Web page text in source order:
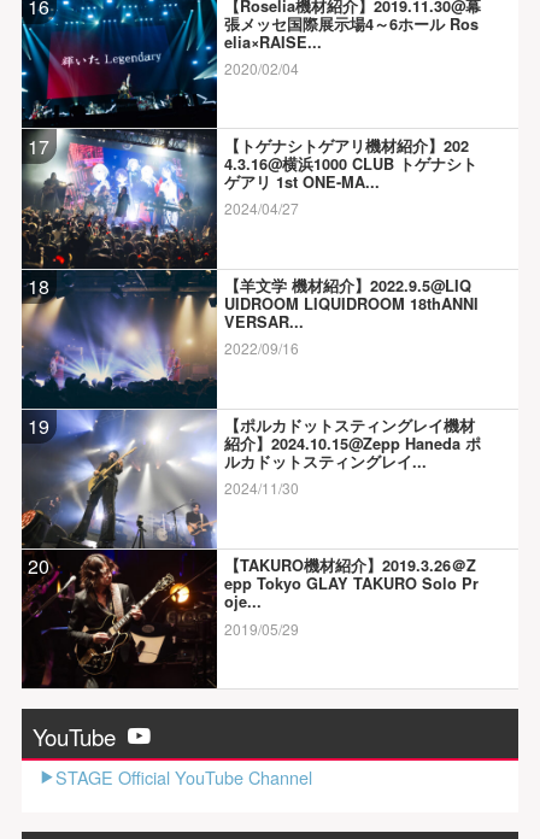
16
【Roselia機材紹介】2019.11.30@幕
張メッセ国際展示場4～6ホール Ros
elia×RAISE...
2020/02/04
17
【トゲナシトゲアリ機材紹介】202
4.3.16@横浜1000 CLUB トゲナシト
ゲアリ 1st ONE-MA...
2024/04/27
18
【羊文学 機材紹介】2022.9.5@LIQ
UIDROOM LIQUIDROOM 18thANNI
VERSAR...
2022/09/16
19
【ポルカドットスティングレイ機材
紹介】2024.10.15@Zepp Haneda ポ
ルカドットスティングレイ...
2024/11/30
20
【TAKURO機材紹介】2019.3.26＠Z
epp Tokyo GLAY TAKURO Solo Pr
oje...
2019/05/29
YouTube
STAGE Official YouTube Channel